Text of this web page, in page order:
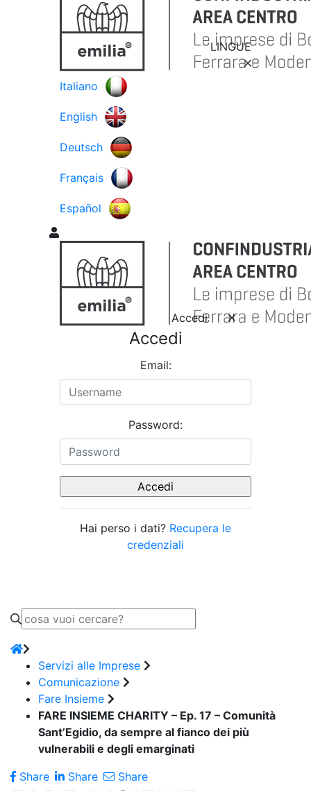
LINGUE
Italiano
English
Deutsch
Français
Español
Accedi
Accedi
Email:
Password:
Hai perso i dati? Recupera le
credenziali
Servizi alle Imprese
Comunicazione
Fare Insieme
FARE INSIEME CHARITY – Ep. 17 – Comunità
Sant’Egidio, da sempre al fianco dei più
vulnerabili e degli emarginati
Share
Share Share